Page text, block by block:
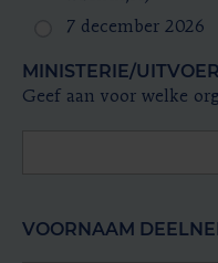
7 december 2026
MINISTERIE/
Geef aan voor welke
VOORNAAM